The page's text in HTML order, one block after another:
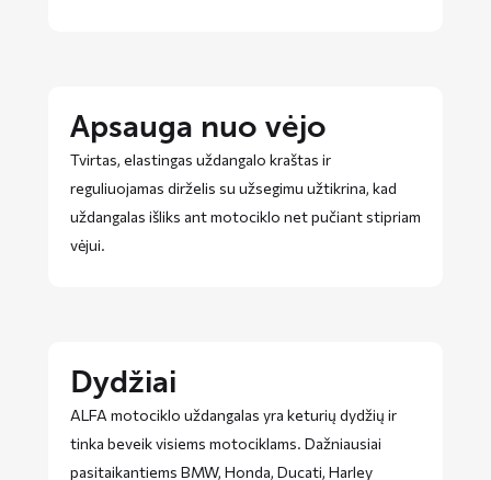
Apsauga nuo vėjo
Tvirtas, elastingas uždangalo kraštas ir
reguliuojamas dirželis su užsegimu užtikrina, kad
uždangalas išliks ant motociklo net pučiant stipriam
vėjui.
Dydžiai
ALFA motociklo uždangalas yra keturių dydžių ir
tinka beveik visiems motociklams. Dažniausiai
pasitaikantiems BMW, Honda, Ducati, Harley